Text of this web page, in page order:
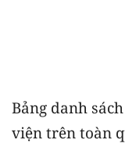
Bảng danh
viện trên toàn